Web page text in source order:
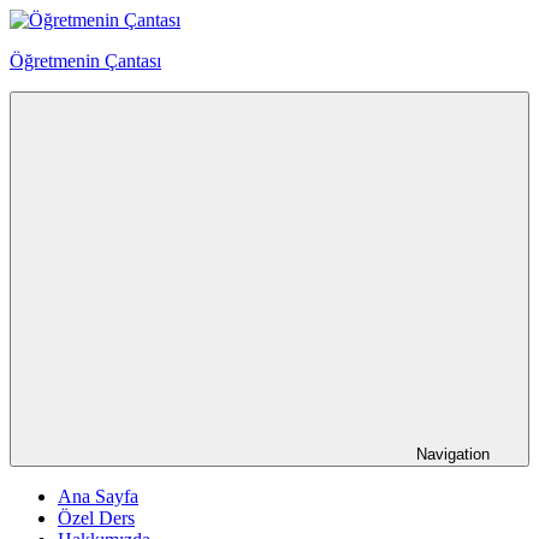
Skip
content
Öğretmenin Çantası
Navigation
Ana Sayfa
Özel Ders